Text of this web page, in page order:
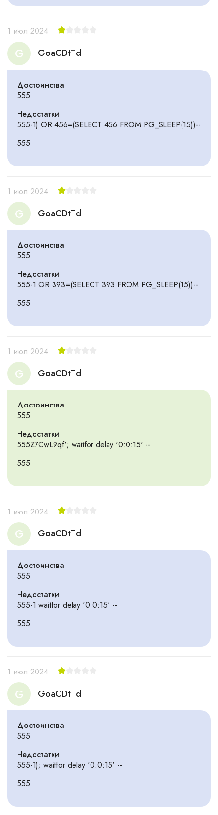
G GoaCDtTd
1 июл 2024
Достоинства
555
Недостатки
555-1) OR 456=(SELECT 456 FROM PG_SLEEP(15))--
555
G GoaCDtTd
1 июл 2024
Достоинства
555
Недостатки
555-1 OR 393=(SELECT 393 FROM PG_SLEEP(15))--
555
G GoaCDtTd
1 июл 2024
Достоинства
555
Недостатки
555Z7CwL9qf'; waitfor delay '0:0:15' --
555
G GoaCDtTd
1 июл 2024
Достоинства
555
Недостатки
555-1 waitfor delay '0:0:15' --
555
G GoaCDtTd
1 июл 2024
Достоинства
555
Недостатки
555-1); waitfor delay '0:0:15' --
555